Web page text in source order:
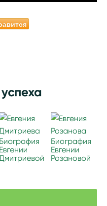
Биография
Евгении
Дмитриевой
Биография
Евгении
Розановой